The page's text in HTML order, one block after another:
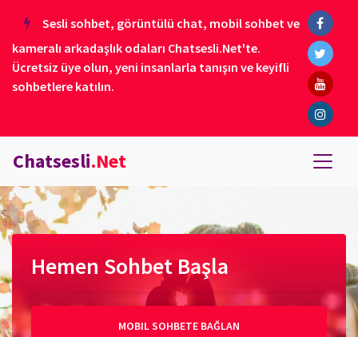
Sesli sohbet, görüntülü chat, mobil sohbet ve
kameralı arkadaşlık odaları Chatsesli.Net'te.
Ücretsiz üye olun, yeni insanlarla tanışın ve keyifli
sohbetlere katılın.
Chatsesli.Net
Hemen Sohbet Başla
MOBIL SOHBETE BAĞLAN